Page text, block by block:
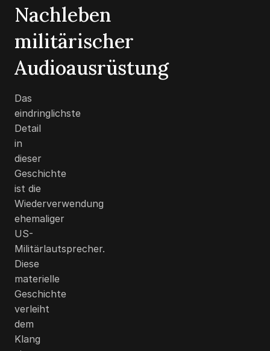
Nachleben
militärischer
Audioausrüstung
Das
eindringlichste
Detail
in
dieser
Geschichte
ist die
Wiederverwendung
ehemaliger
US-
Militärlautsprecher.
Diese
materielle
Geschichte
verleiht
dem
Klang